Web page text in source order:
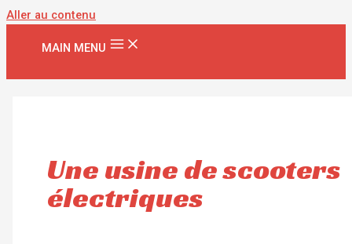
Aller au contenu
MAIN MENU
Une usine de scooters
électriques